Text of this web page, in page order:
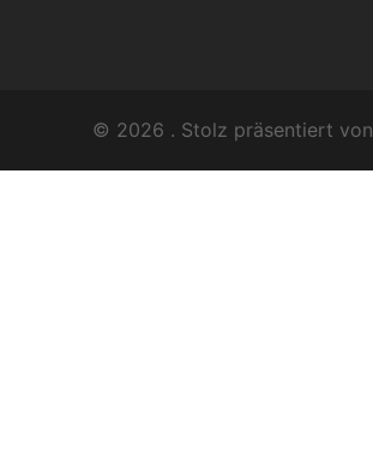
© 2026 . Stolz präsentiert von